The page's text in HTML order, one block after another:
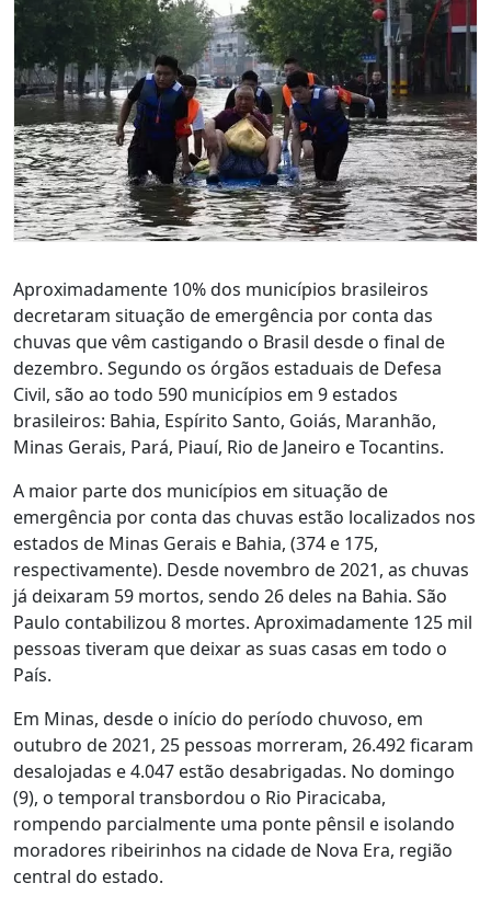
Aproximadamente 10% dos municípios brasileiros
decretaram situação de emergência por conta das
chuvas que vêm castigando o Brasil desde o final de
dezembro. Segundo os órgãos estaduais de Defesa
Civil, são ao todo 590 municípios em 9 estados
brasileiros: Bahia, Espírito Santo, Goiás, Maranhão,
Minas Gerais, Pará, Piauí, Rio de Janeiro e Tocantins.
A maior parte dos municípios em situação de
emergência por conta das chuvas estão localizados nos
estados de Minas Gerais e Bahia, (374 e 175,
respectivamente). Desde novembro de 2021, as chuvas
já deixaram 59 mortos, sendo 26 deles na Bahia. São
Paulo contabilizou 8 mortes. Aproximadamente 125 mil
pessoas tiveram que deixar as suas casas em todo o
País.
Em Minas, desde o início do período chuvoso, em
outubro de 2021, 25 pessoas morreram, 26.492 ficaram
desalojadas e 4.047 estão desabrigadas. No domingo
(9), o temporal transbordou o Rio Piracicaba,
rompendo parcialmente uma ponte pênsil e isolando
moradores ribeirinhos na cidade de Nova Era, região
central do estado.